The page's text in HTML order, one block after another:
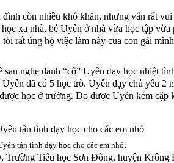
còn nhiều khó khăn, nhưng vẫn rất
xa nhà, bé Uyên ở nhà vừa học tập
rất ủng hộ việc làm này của con gái
nghe danh “cô” Uyên dạy học nhiệt
đã có 5 học trò. Uyên dạy chủ yếu 2
học ở trường. Do được Uyên kèm cặp
tận tình dạy học cho các em nhỏ.
Trường Tiểu học Sơn Đông, huyện